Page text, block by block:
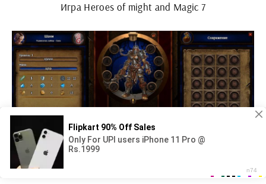
Игра Heroes of might and Magic 7